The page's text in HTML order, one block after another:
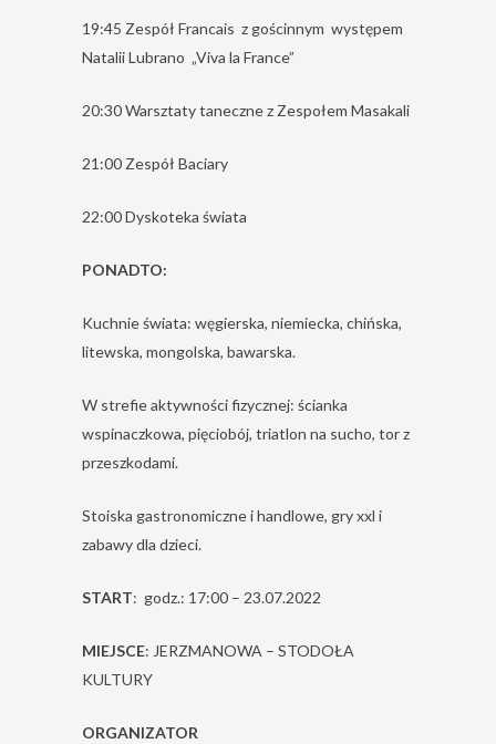
19:45 Zespół Francais z gościnnym występem
Natalii Lubrano „Viva la France”
20:30 Warsztaty taneczne z Zespołem Masakali
21:00 Zespół Baciary
22:00 Dyskoteka świata
PONADTO:
Kuchnie świata: węgierska, niemiecka, chińska,
litewska, mongolska, bawarska.
W strefie aktywności fizycznej: ścianka
wspinaczkowa, pięciobój, triatlon na sucho, tor z
przeszkodami.
Stoiska gastronomiczne i handlowe, gry xxl i
zabawy dla dzieci.
START: godz.: 17:00 – 23.07.2022
MIEJSCE: JERZMANOWA – STODOŁA
KULTURY
ORGANIZATOR